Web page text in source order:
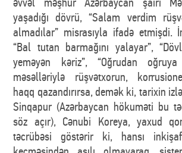
yaşadığı dövrü, “Salam verdim
almadılar” misrasıyla ifadə etmişdi.
“Bal tutan barmağını yalayar”,
yeməyən kəriz”, “Oğrudan
məsəlləriylə rüşvətxorun,
haqq qazandırırsa, demək ki, tarixin
Sinqapur (Azərbaycan hökuməti bu
söz açır), Cənubi Koreya, yaxud
təcrübəsi göstərir ki, hansı